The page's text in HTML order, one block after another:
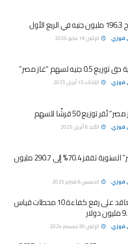
فوزي الإثنين 19 مايو 2025
فوزي الثلاثاء 15 أبريل 2025
توزيع 50 قرشًا للسهم
فوزي الأحد 6 أبريل 2025
أرباح “غاز مصر” السنوية تقفز 70.4% إلى 290.7 مليون
فوزي الخميس 6 فبراير 2025
“غاز مصر” تتعاقد على رفع كفاءة 10 محطات قياس
فوزي الإثنين 30 ديسمبر 2024